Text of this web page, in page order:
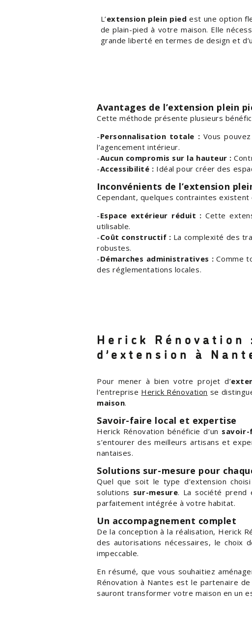
L’extension plein piedest une option
de plain-pied à votre maison. Elle
grande liberté en termes de design et
Avantages de l’extension plein
Cette méthode présente plusieurs
Personnalisation totale : Vous
l’agencement intérieur.
Aucun compromis sur la hauteur :
Accessibilité : Idéal pour créer des
Inconvénients de l’extension
Cependant, quelques contraintes existent
Espace extérieur réduit : Cette
utilisable.
Coût constructif : La complexité des
robustes.
Démarches administratives : Comme
des réglementations locales.
Herick
d’extension à
Pour mener à bien votre projet d’
l’entreprise Herick Rénovation se
maison.
Savoir-faire local et expertise
Herick Rénovation bénéficie d’un
s’entourer des meilleurs artisans et
nantaises.
Solutions sur-mesure pour
Quel que soit le type d’extension
solutions sur-mesure. La société prend
parfaitement intégrée à votre habitat.
Un accompagnement complet
De la conception à la réalisation, Herick
des autorisations nécessaires, le choix
impeccable.
En résumé, que vous souhaitiez
Rénovation à Nantes est le partenaire
sauront transformer votre maison en un